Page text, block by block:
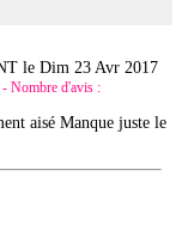
leDim 23 Avr 2017
Nombre d'avis :
aisé Manque juste le